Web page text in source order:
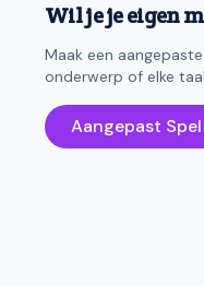
Wil je je eigen
Maak een
onderwerp of elke
Aangepast